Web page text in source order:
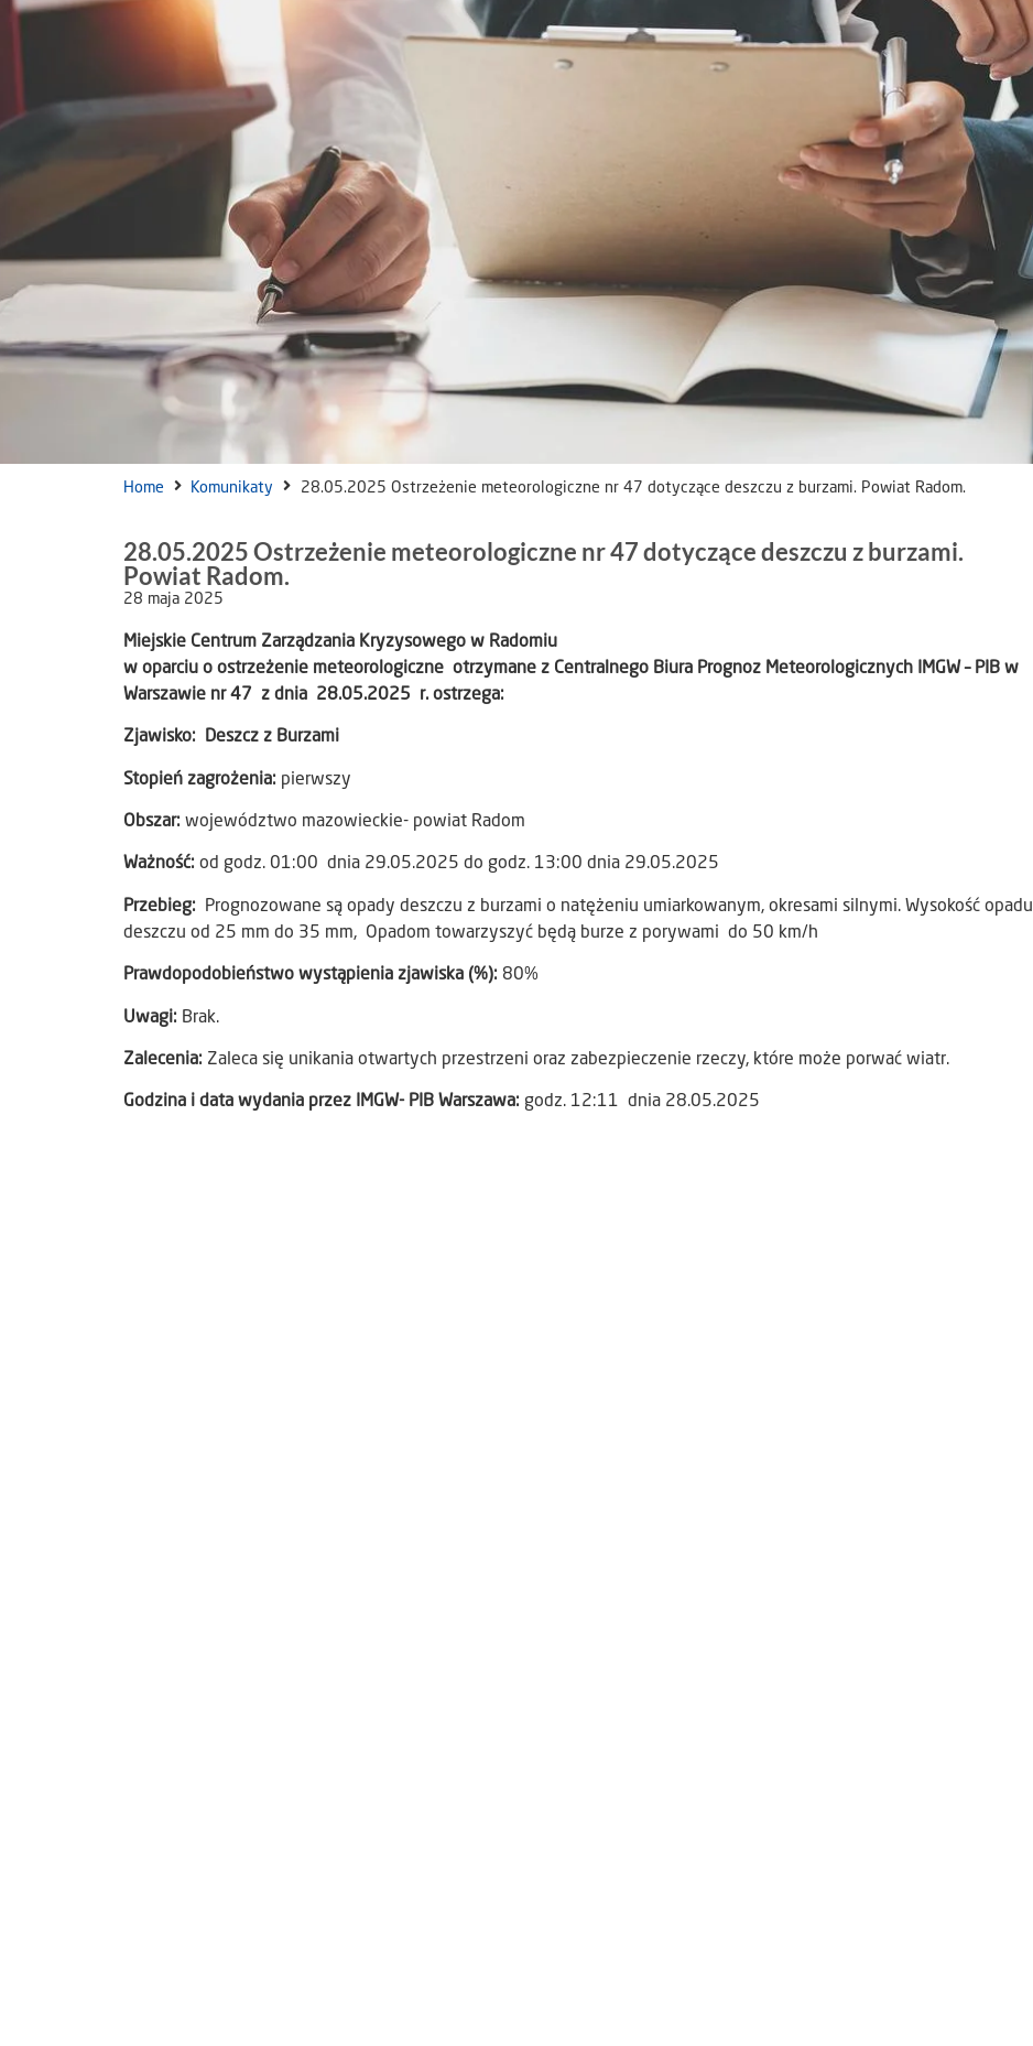
Home Komunikaty 28.05.2025 Ostrzeżenie meteorologiczne nr 47 dotyczące deszczu z burzami. Powiat Radom.
28.05.2025 Ostrzeżenie meteorologiczne nr 47 dotyczące deszczu z burzami.
Powiat Radom.
28 maja 2025
Miejskie Centrum Zarządzania Kryzysowego w Radomiu
w oparciu o ostrzeżenie meteorologiczne otrzymane z Centralnego Biura Prognoz Meteorologicznych IMGW – PIB w
Warszawie nr 47 z dnia 28.05.2025 r. ostrzega:
Zjawisko: Deszcz z Burzami
Stopień zagrożenia: pierwszy
Obszar: województwo mazowieckie- powiat Radom
Ważność: od godz. 01:00 dnia 29.05.2025 do godz. 13:00 dnia 29.05.2025
Przebieg:
Prognozowane są opady deszczu z burzami o natężeniu umiarkowanym, okresami silnymi. Wysokość opadu
deszczu od 25 mm do 35 mm, Opadom towarzyszyć będą burze z porywami do 50 km/h
Prawdopodobieństwo wystąpienia zjawiska (%): 80%
Uwagi: Brak.
Zalecenia: Zaleca się unikania otwartych przestrzeni oraz zabezpieczenie rzeczy, które może porwać wiatr.
Godzina i data wydania przez IMGW- PIB Warszawa: godz. 12:11 dnia 28.05.2025